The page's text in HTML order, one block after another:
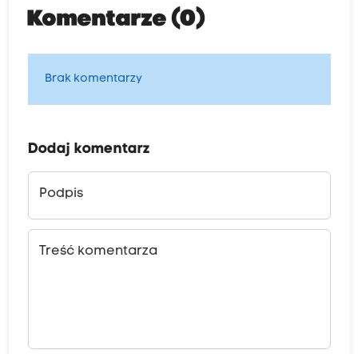
Komentarze (0)
Brak komentarzy
Dodaj komentarz
Podpis
Treść komentarza